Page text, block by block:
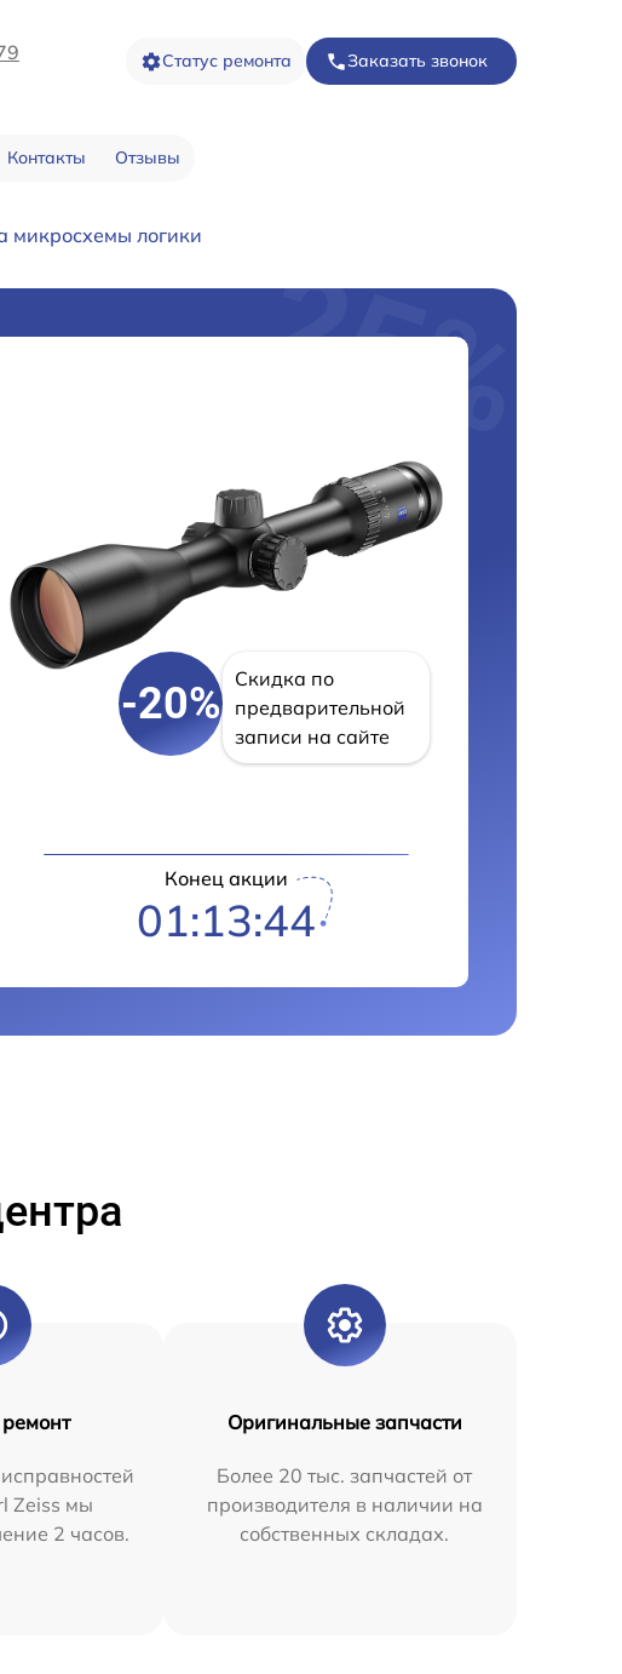
Статус ремонта Заказать звонок
Контакты Отзывы
микросхемы логики
-20%
Скидка по
предварительной
записи на сайте
Конец акции
01:13:43
Zeiss мы
2 часов.
Оригинальные запчасти
Более 20 тыс. запчастей от
производителя в наличии на
собственных складах.